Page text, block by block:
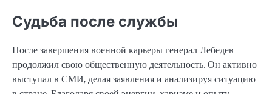
Судьба после службы
После завершения военной карьеры генерал Лебедев
продолжил свою общественную деятельность. Он активно
выступал в СМИ, делая заявления и анализируя ситуацию